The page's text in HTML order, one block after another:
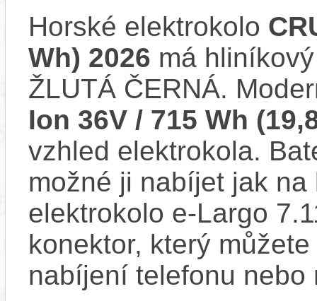
Horské elektrokolo
Wh) 2026 má
ŽLUTÁ ČERNÁ.
Ion 36V / 715 Wh
vzhled elektrokola.
možné ji nabíjet jak
elektrokolo e-Largo
konektor, který
nabíjení telefonu